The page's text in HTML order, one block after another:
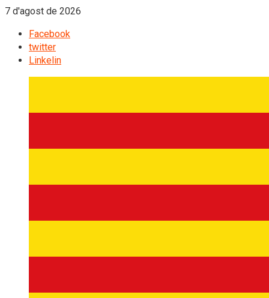
7 d'agost de 2026
Facebook
twitter
Linkelin